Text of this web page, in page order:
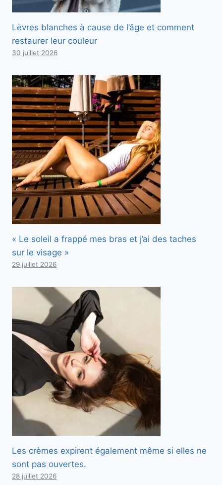
Lèvres blanches à cause de l’âge et comment
restaurer leur couleur
30 juillet 2026
« Le soleil a frappé mes bras et j’ai des taches
sur le visage »
29 juillet 2026
Les crèmes expirent également même si elles ne
sont pas ouvertes.
28 juillet 2026